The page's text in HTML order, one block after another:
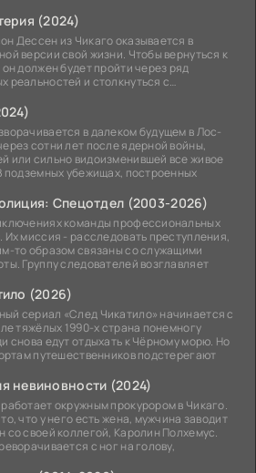
(2024)
Дессен из Чикаго оказывается в
версии свой жизни. Чтобы вернуться к
должен будет пройти через ряд
реальностей и столкнуться с
в далеком будущем в Лос-
сотни лет после ядерной войны,
или сильно видоизменившей все живое
подземных убежищах, построенных
Спецотдел (2003-2026)
команды профессиональных
Их миссия - расследовать преступления,
то образом связаны со служащими
Группу следователей возглавляет
(2026)
сериал «След Чикатило» начинается с
тяжёлых 1990-х страна понемногу
снова едут отдыхать к Чёрному морю. Но
путешественников подстерегают
невиновности (2024)
окружным прокурором в Чикаго.
что у него есть жена, мужчина заводит
со своей коллегой, Каролин Полхемус.
с ног на голову,